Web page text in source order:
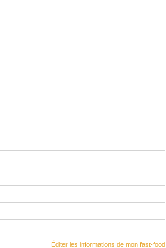
Éditer les informations de mon fast-food